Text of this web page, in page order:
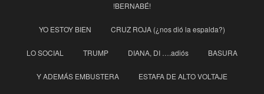
!BERNABÉ!
YO ESTOY BIEN CRUZ ROJA (¿nos dió la espalda?)
LO SOCIAL TRUMP DIANA, DI ….adiós BASURA
Y ADEMÁS EMBUSTERA ESTAFA DE ALTO VOLTAJE